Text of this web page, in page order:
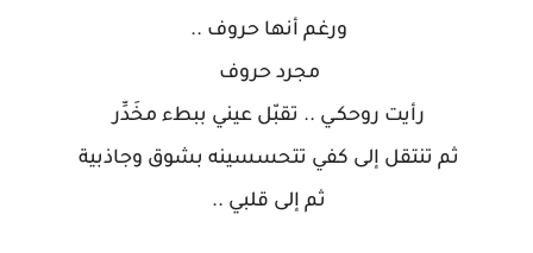
ورغم أنها حروف ..
مجرد حروف
رأيت روحكـي .. تقبّل عيني ببطء مخَدِّر
ثم تنتقل إلى كفي تتحسسينه بشوق وجاذبية
ثم إلى قلبي ..